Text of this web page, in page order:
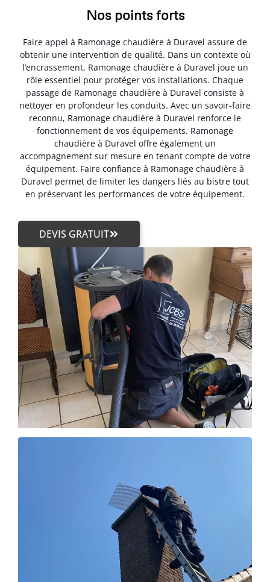
Nos points forts
Faire appel à Ramonage chaudière à Duravel assure de
obtenir une intervention de qualité. Dans un contexte où
l’encrassement, Ramonage chaudière à Duravel joue un
rôle essentiel pour protéger vos installations. Chaque
passage de Ramonage chaudière à Duravel consiste à
nettoyer en profondeur les conduits. Avec un savoir-faire
reconnu, Ramonage chaudière à Duravel renforce le
fonctionnement de vos équipements. Ramonage
chaudière à Duravel offre également un
accompagnement sur mesure en tenant compte de votre
équipement. Faire confiance à Ramonage chaudière à
Duravel permet de limiter les dangers liés au bistre tout
en préservant les performances de votre équipement.
DEVIS GRATUIT